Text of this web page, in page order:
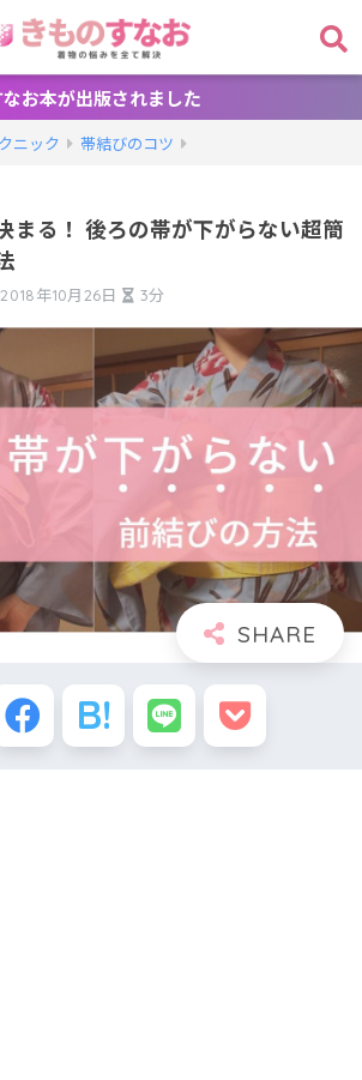
なお本が出版されました
ニック 帯結びのコツ
まる！ 後ろの帯が下がらない超簡
2018年10月26日 3分